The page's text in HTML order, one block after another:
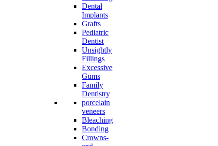
Dental
Implants
Grafts
Pediatric
Dentist
Unsightly
Fillings
Excessive
Gums
Family
Dentistry
porcelain
veneers
Bleaching
Bonding
Crowns-